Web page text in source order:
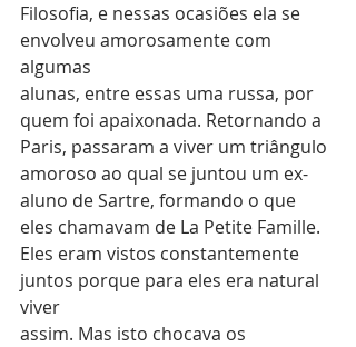
Filosofia, e nessas ocasiões ela se
envolveu amorosamente com
algumas
alunas, entre essas uma russa, por
quem foi apaixonada. Retornando a
Paris, passaram a viver um triângulo
amoroso ao qual se juntou um ex-
aluno de Sartre, formando o que
eles chamavam de La Petite Famille.
Eles eram vistos constantemente
juntos porque para eles era natural
viver
assim. Mas isto chocava os